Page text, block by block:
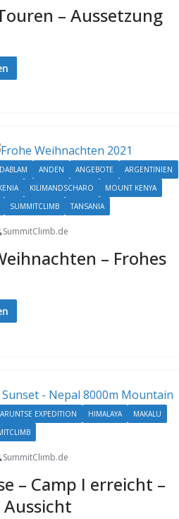
– Aussetzung
ANDEN ANGEBOTE
ARGENTINIEN
KILIMANDSCHARO
MOUNT KENYA
SUMMITCLIMB TANSANIA
SummitClimb.de
– Frohes
EXPEDITION HIMALAYA
MAKALU
SummitClimb.de
– Camp I erreicht –